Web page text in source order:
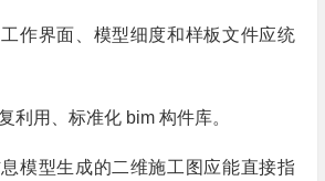
作界面、模型细度和样板文件应统
利用、标准化 bim 构件库。
模型生成的二维施工图应能直接指